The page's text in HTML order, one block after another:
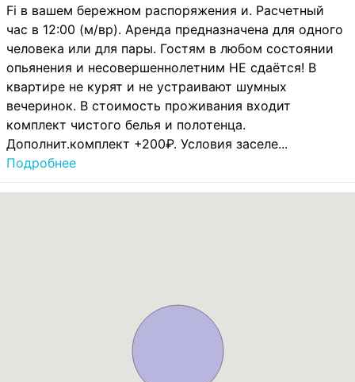
Fi в вашем бережном распоряжения и. Расчетный
час в 12:00 (м/вр). Аренда предназначена для одного
человека или для пары. Гостям в любом состоянии
опьянения и несовершеннолетним НЕ сдаётся! В
квартире не курят и не устраивают шумных
вечеринок. В стоимость проживания входит
комплект чистого белья и полотенца.
Дополнит.комплект +200₽. Условия заселе...
Подробнее